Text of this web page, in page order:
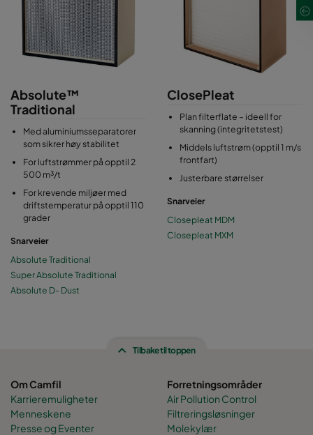
Absolute™
Traditional
Med aluminiumsseparatorer
som sikrer høy stabilitet
For luftstrømmer på opptil 2
500 m³/t
For krevende miljøer med
driftstemperatur på opptil 110
grader
Snarveier
Absolute Traditional
Super Absolute Traditional
Absolute D- Dust
ClosePleat
Plan filterflate – ideell for
skanning (integritetstest)
Middels luftstrøm (opptil 1 m/s
frontfart)
Justerbare størrelser
Snarveier
Closepleat MDM
Closepleat MXM
Tilbake til toppen
Om Camfil
Karrieremuligheter
Menneskene
Presse og Eventer
Forretningsområder
Air Pollution Control
Filtreringsløsninger
Molekylær